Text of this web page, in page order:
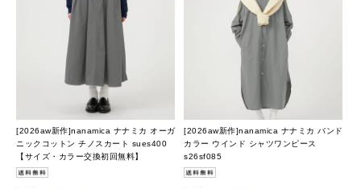
[2026aw新作]nanamica ナナミカ オーガ
ニックコットン チノスカート sues400
【サイズ・カラー交換初回無料】
[2026aw新作]nanamica ナナミカ バンド
カラー ウインド シャツワンピース
s26sf085